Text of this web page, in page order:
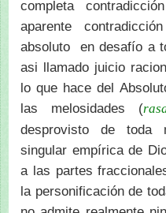
completa
aparente
absoluto en desafío a
asi llamado juicio
lo que hace del
las melosidades (
desprovisto de toda
singular empírica de
a las partes
la personificación de